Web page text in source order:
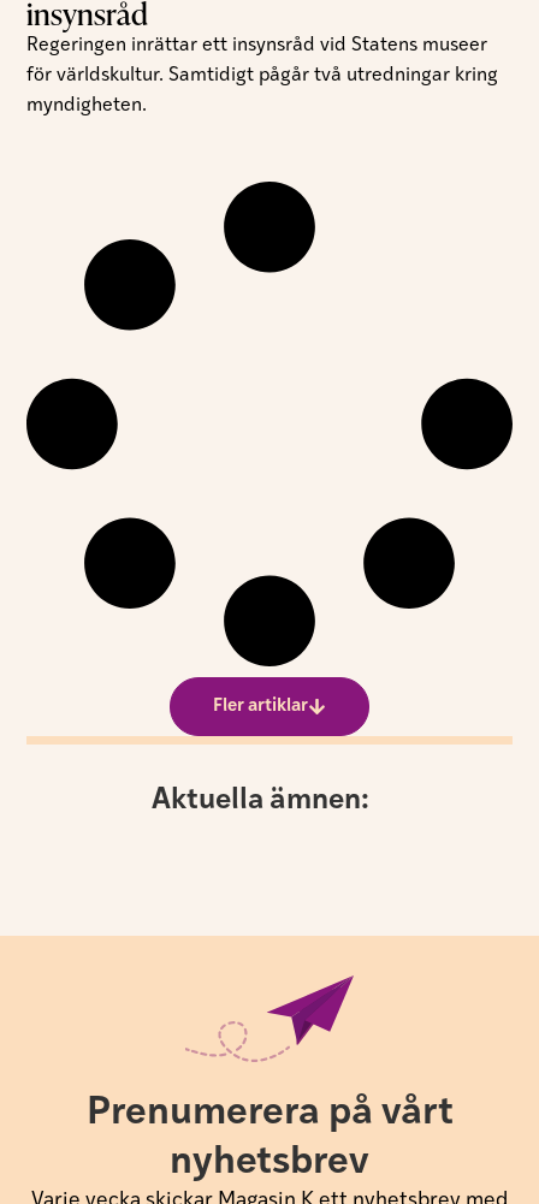
insynsråd
Regeringen inrättar ett insynsråd vid Statens museer
för världskultur. Samtidigt pågår två utredningar kring
myndigheten.
Fler artiklar
Aktuella ämnen:
Prenumerera på vårt
nyhetsbrev